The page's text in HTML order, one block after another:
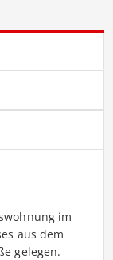
im
aus dem
gelegen.